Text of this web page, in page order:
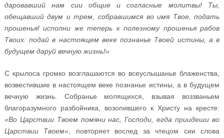
даровавший нам сии общие и согласные молитвы! Ты,
обещавший двум и трем, собравшимся во имя Твое, подать
прошенья! исполни же теперь к полезному прошенья рабов
Твоих: подай в настоящем веке познанье Твоей истины, а в
будущем даруй вечную жизнь!»
С крылоса громко возглашаются во всеуслышанье блаженства,
возвестившие в настоящем веке познанье истины, а в будущем
вечную жизнь. Собранье молящихся, взывая воззваньем
благоразумного разбойника, возопившего к Христу на кресте:
«Во Царствии Твоем помяни нас, Господи, егда приидеши во
Царствии Твоем» , повторяет вослед за чтецом сии слова